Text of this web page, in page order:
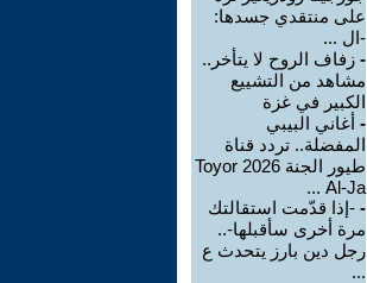
على منتقدي جسدها:
-ال ...
- زفاف الروح لا يتأخر..
مشاهد من التشييع
الكبير في غزة
- أغاني البيبي
المفضلة.. تردد قناة
طيور الجنة 2026 Toyor
Al-Ja ...
- -إذا قدّمت استقالتك
مرة أخرى سأقبلها-..
رجل دين بارز يتحدث ع
...